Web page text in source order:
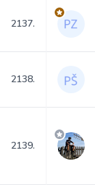
2137.
2138.
2139.